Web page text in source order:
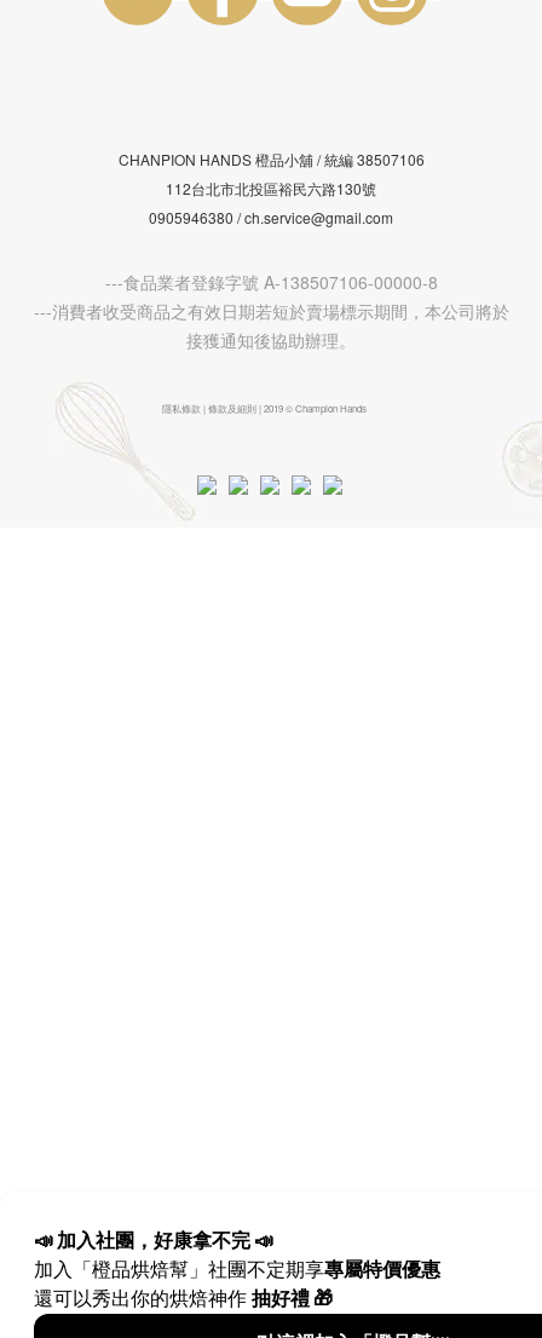
CHANPION HANDS 橙品小舖 /統編38507106
112台北市北投區裕民六路130號
0905946380 / ch.service@gmail.com
---食品業者登錄字號 A-138507106-00000-8
---消費者收受商品之有效日期若短於賣場標示期間，本公司將於
接獲通知後協助辦理。
隱私條款 | 條款及細則 | 2019 © Champion Hands